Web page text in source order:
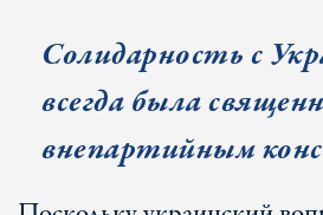
Солидарность с
всегда была
внепартийным